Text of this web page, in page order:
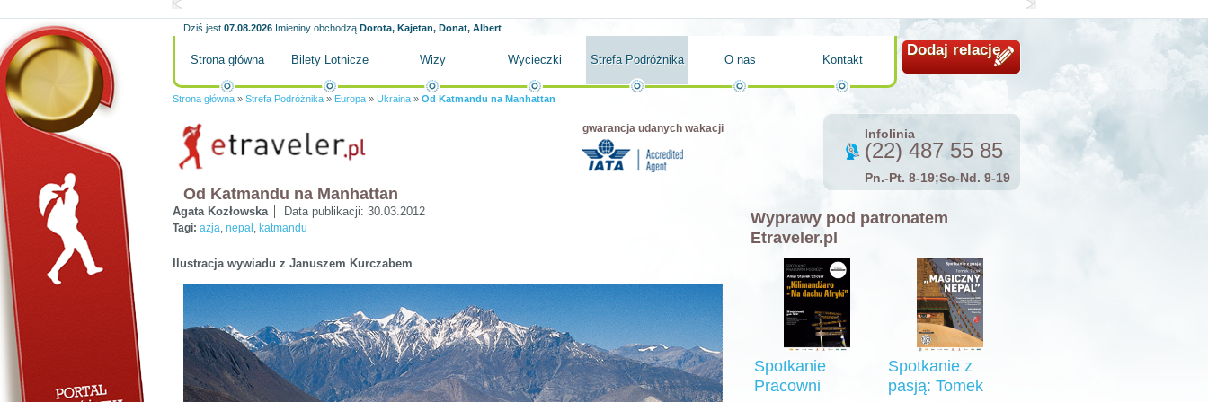
Dziś jest 07.08.2026 Imieniny obchodzą Dorota, Kajetan, Donat, Albert
Dodaj relację
Strona główna Bilety Lotnicze Wizy Wycieczki Strefa Podróżnika O nas Kontakt
Strona główna » Strefa Podróżnika » Europa » Ukraina » Od Katmandu na Manhattan
gwarancja udanych wakacji
Od Katmandu na Manhattan
Agata Kozłowska Data publikacji: 30.03.2012
Tagi: azja, nepal , katmandu
Ilustracja wywiadu z Januszem Kurczabem
Infolinia
(22) 487 55 85
Pn.-Pt. 8-19;So-Nd. 9-19
Wyprawy pod patronatem
Etraveler.pl
Spotkanie
Pracowni
Spotkanie z
pasją: Tomek